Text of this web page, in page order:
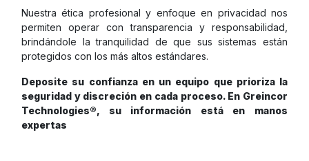
Nuestra ética profesional y enfoque en privacidad nos
permiten operar con transparencia y responsabilidad,
brindándole la tranquilidad de que sus sistemas están
protegidos con los más altos estándares.
Deposite su confianza en un equipo que prioriza la
seguridad y discreción en cada proceso. En Greincor
Technologies®, su información está en manos
expertas